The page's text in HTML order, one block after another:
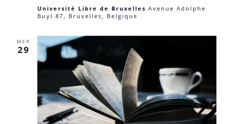
Université Libre de Bruxelles Avenue Adolphe
Buyl 87, Bruxelles, Belgique
MER
29